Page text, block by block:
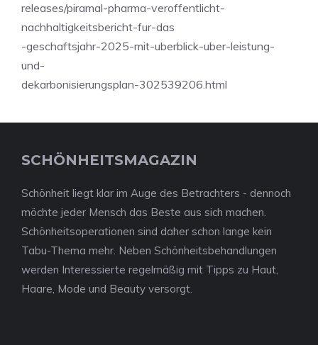
releases/piramal-pharma-veroffentlicht-
nachhaltigkeitsbericht-fur-das
-geschaftsjahr-2025-mit-uberblick-uber-leistung-
und-
dekarbonisierungsplan-302539206.html
SCHÖNHEITSMAGAZIN
Schönheit liegt klar im Auge des Betrachters - dennoch
möchte jeder Mensch das Beste aus sich machen.
Schönheitsoperationen sind daher schon lange kein
Tabu-Thema mehr. Neben Schönheitsbehandlungen
werden Interessierte regelmäßig mit Tipps zu Haut,
Haare, Mode und Beauty versorgt.